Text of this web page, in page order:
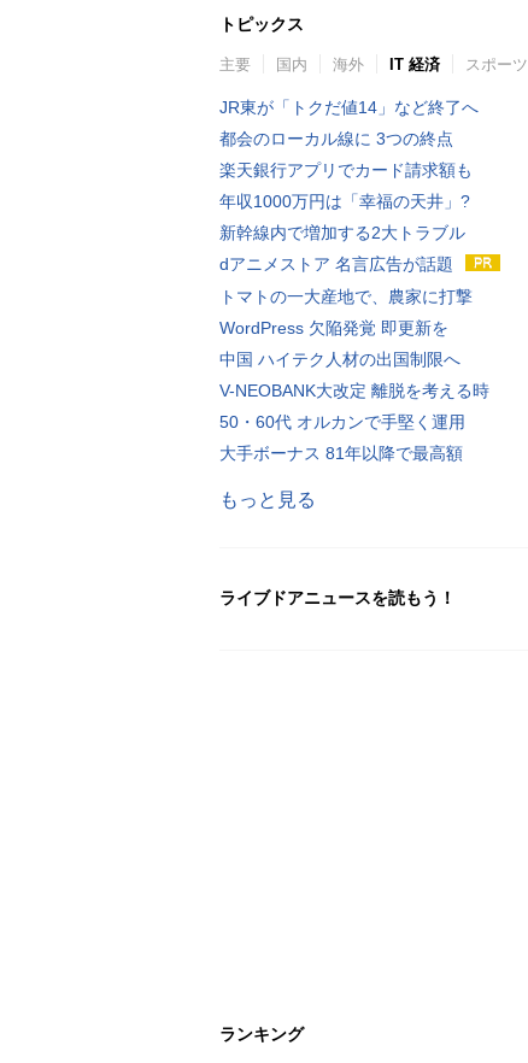
トピックス
主要 国内 海外 IT 経済 スポーツ
JR東が「トクだ値14」など終了へ
都会のローカル線に 3つの終点
楽天銀行アプリでカード請求額も
年収1000万円は「幸福の天井」?
新幹線内で増加する2大トラブル
dアニメストア 名言広告が話題
トマトの一大産地で、農家に打撃
WordPress 欠陥発覚 即更新を
中国 ハイテク人材の出国制限へ
V-NEOBANK大改定 離脱を考える時
50・60代 オルカンで手堅く運用
大手ボーナス 81年以降で最高額
もっと見る
ライブドアニュースを読もう！
ランキング